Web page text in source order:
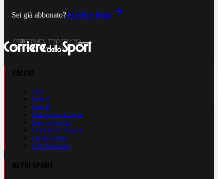
Sei già abbonato?Accedi e leggi
Live
Serie A
Serie B
Champions League
Europa League
Conference League
Calcio Estero
Calciomercato